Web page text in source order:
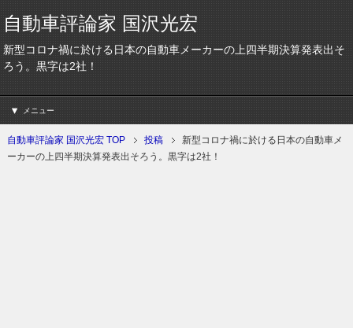
自動車評論家 国沢光宏
新型コロナ禍に於ける日本の自動車メーカーの上四半期決算発表出そ
ろう。黒字は2社！
メニュー
自動車評論家 国沢光宏 TOP 投稿
新型コロナ禍に於ける日本の自動車メ
ーカーの上四半期決算発表出そろう。黒字は2社！